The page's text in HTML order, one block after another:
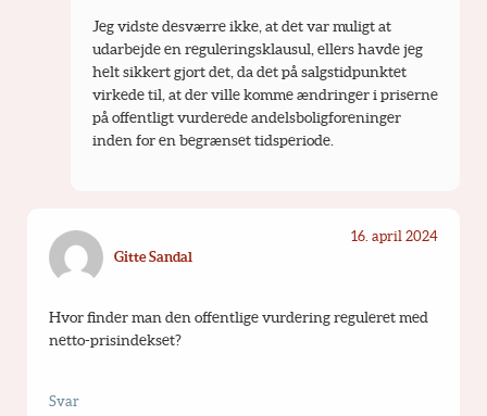
Jeg vidste desværre ikke, at det var muligt at
udarbejde en reguleringsklausul, ellers havde jeg
helt sikkert gjort det, da det på salgstidpunktet
virkede til, at der ville komme ændringer i priserne
på offentligt vurderede andelsboligforeninger
inden for en begrænset tidsperiode.
Gitte Sandal
16. april 2024
Hvor finder man den offentlige vurdering reguleret med
netto-prisindekset?
Svar